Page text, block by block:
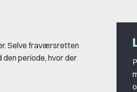
Selve fraværsretten
periode, hvor der